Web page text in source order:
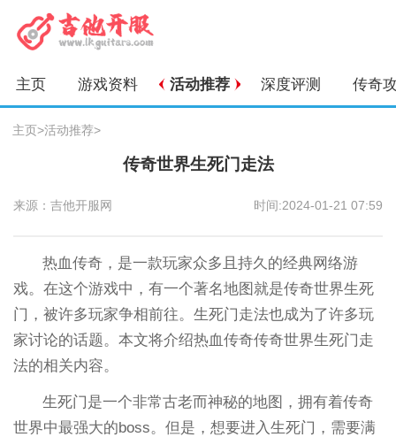
主页 游戏资料 活动推荐 深度评测 传奇
主页>活动推荐>
传奇世界生死门走法
来源：吉他开服网 时间:2024-01-21 07:59
热血传奇，是一款玩家众多且持久的经典网络游
戏。在这个游戏中，有一个著名地图就是传奇世界生死
门，被许多玩家争相前往。生死门走法也成为了许多玩
家讨论的话题。本文将介绍热血传奇传奇世界生死门走
法的相关内容。
生死门是一个非常古老而神秘的地图，拥有着传奇
世界中最强大的boss。但是，想要进入生死门，需要满